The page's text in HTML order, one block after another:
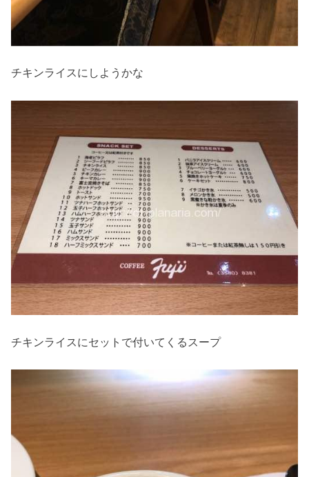
チキンライスにしようかな
チキンライスにセットで付いてくるスープ